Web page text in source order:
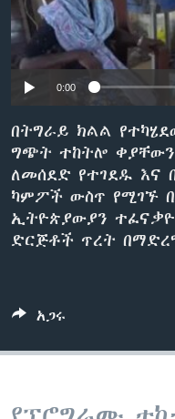
ቋንቋዎች
0:00
በትግራይ ክልል
ግጭት ተከትሎ
ለመሰደድ የተገደዱ እና
ካምፖች ውስጥ የሚገኙ
ኢትዮጵያውያን
ድርጅቶች ጥረት
አጋሩ